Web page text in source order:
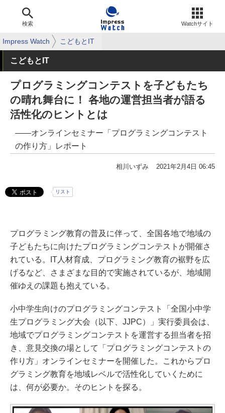
検索 Watchサイト
Impress Watch こどもとIT
こどもとIT
プログラミングコンテストを子どもたち
の晴れ舞台に！ 各地の運営担当者が語る
活性化のヒントとは
――オンラインセミナー「プログラミングコンテスト
の作り方」レポート
相川いずみ 2021年2月4日 06:45
リスト
プログラミング教育の普及に伴って、全国各地で地域の
子どもたちに向けたプログラミングコンテストが開催さ
れている。IT人材育成、プログラミング教育の裾野を広
げるなど、さまざまな目的で実施されているが、地域開
催ゆえの課題も抱えている。
小中学生向けのプログラミングコンテスト「全国小中学
生プログラミング大会（以下、JJPC）」実行委員会は、
地域でプログラミングコンテストを運営する担当者を招
き、意見交換の場として「プログラミングコンテストの
作り方」オンラインセミナーを開催した。これからプロ
グラミング教育を地域レベルで活性化していくために
は、何が必要か。そのヒントを探る。